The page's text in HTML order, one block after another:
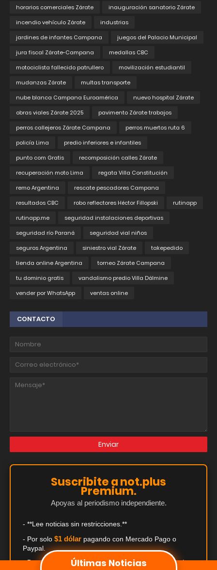
Últimas Noticias
horarios comerciales Zárate
inauguración sanatorio Zárate
incendio vehículo Zárate
industrias
jardines de infantes Campana
juegos del Palacio Municipal
jura fiscal Zárate-Campana
medallas CBC
motociclista fallecido patrullero
movilización estudiantil
mudanzas Zárate
multas transporte
nube blanca Campana Euroamérica
nuevo hospital Zárate
obras viales Zárate 2025
pavimento Zárate trabajos
perros callejeros Zárate Campana
perros muertos ruta 6
policía Lima
predio inferiores e infantiles
punto com Gratis
recomposición calles Zárate
recuperación moto Lima
regata Villa Constitución
remo Argentina
rescate pescadores Campana
resultados CBC
robo reflectores Héctor Fillopski
rutinapp
rutinapp.me
seguridad instalaciones deportivas
seguridad río Paraná
seguridad vial niños
seguros Argentina
siniestro vial Zárate
takepedido
tienda online Argentina
torneo Zárate Campana
tu dominio gratis
vandalismo predio Villa Dálmine
vender por WhatsApp
ventas online
CONTACTO
Suscribite a not.plus
Premium.
Apoyas al periodismo independiente.
- **Lee noticias sin restricciones.**
- Por solo $1 dólar pagando con Mercado Pago o
Paypal.
- Descuentos exclusivos de hasta el 50% en comercios